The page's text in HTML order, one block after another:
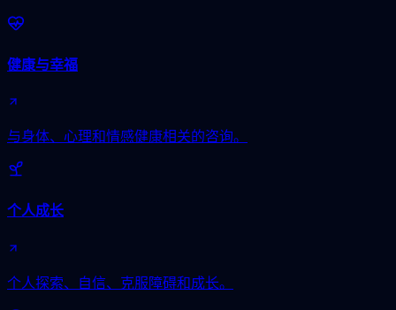
健康与幸福
与身体、心理和情感健康相关的咨询。
个人成长
个人探索、自信、克服障碍和成长。